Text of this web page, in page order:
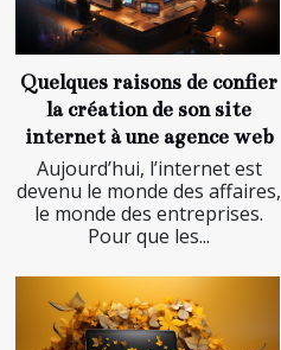
Quelques raisons de confier
la création de son site
internet à une agence web
Aujourd’hui, l’internet est
devenu le monde des affaires,
le monde des entreprises.
Pour que les...